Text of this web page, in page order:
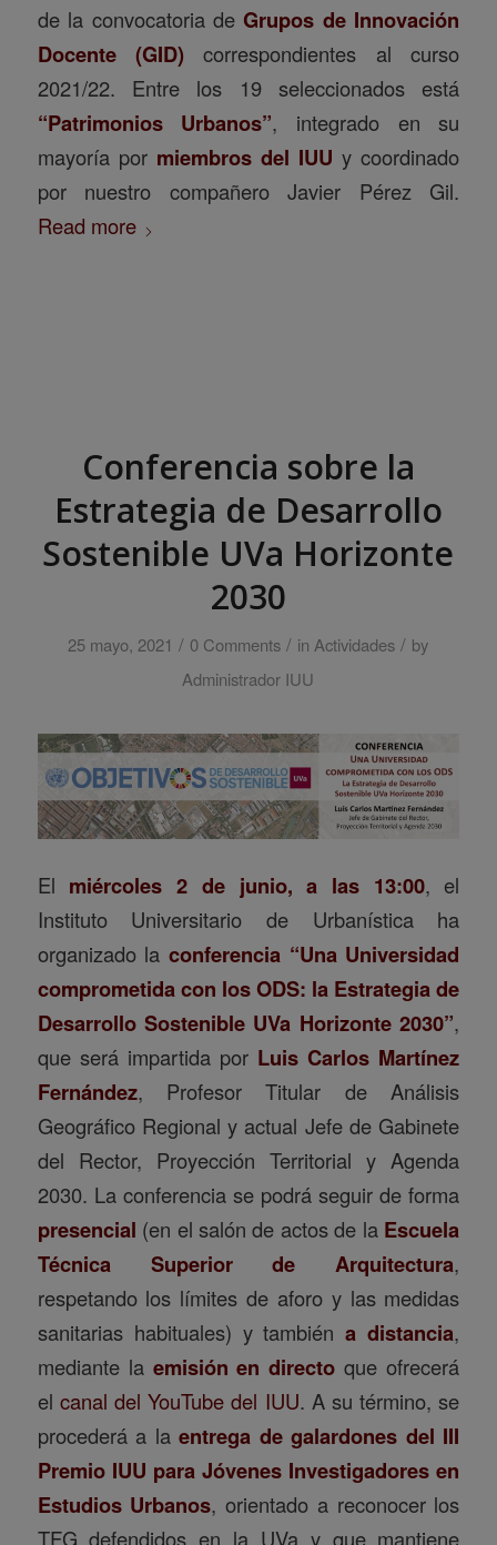
de la convocatoria de Grupos de Innovación
Docente (GID) correspondientes al curso
2021/22. Entre los 19 seleccionados está
“Patrimonios Urbanos”, integrado en su
mayoría por miembros del IUU y coordinado
por nuestro compañero Javier Pérez Gil.
Read more
Conferencia sobre la
Estrategia de Desarrollo
Sostenible UVa Horizonte
2030
25 mayo, 2021 / 0 Comments / inActividades / by
Administrador IUU
El miércoles 2 de junio, a las 13:00, el
Instituto Universitario de Urbanística ha
organizado la conferencia “Una Universidad
comprometida con los ODS: la Estrategia de
Desarrollo Sostenible UVa Horizonte 2030”,
que será impartida por Luis Carlos Martínez
Fernández, Profesor Titular de Análisis
Geográfico Regional y actual Jefe de Gabinete
del Rector, Proyección Territorial y Agenda
2030. La conferencia se podrá seguir de forma
presencial (en el salón de actos de la Escuela
Técnica Superior de Arquitectura,
respetando los límites de aforo y las medidas
sanitarias habituales) y tambiéna distancia,
mediante la emisión en directo que ofrecerá
el canal del YouTube del IUU. A su término, se
procederá a laentrega de galardones del III
Premio IUU para Jóvenes Investigadores en
Estudios Urbanos, orientado a reconocer los
TFG defendidos en la UVa y que mantiene